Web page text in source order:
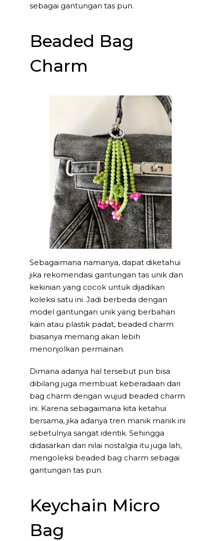
sebagai gantungan tas pun.
Beaded Bag
Charm
Sebagaimana namanya, dapat diketahui
jika rekomendasi gantungan tas unik dan
kekinian yang cocok untuk dijadikan
koleksi satu ini. Jadi berbeda dengan
model gantungan unik yang berbahan
kain atau plastik padat, beaded charm
biasanya memang akan lebih
menonjolkan permainan.
Dimana adanya hal tersebut pun bisa
dibilang juga membuat keberadaan dari
bag charm dengan wujud beaded charm
ini. Karena sebagaimana kita ketahui
bersama, jika adanya tren manik manik ini
sebetulnya sangat identik. Sehingga
didasarkan dari nilai nostalgia itu juga lah,
mengoleksi beaded bag charm sebagai
gantungan tas pun.
Keychain Micro
Bag